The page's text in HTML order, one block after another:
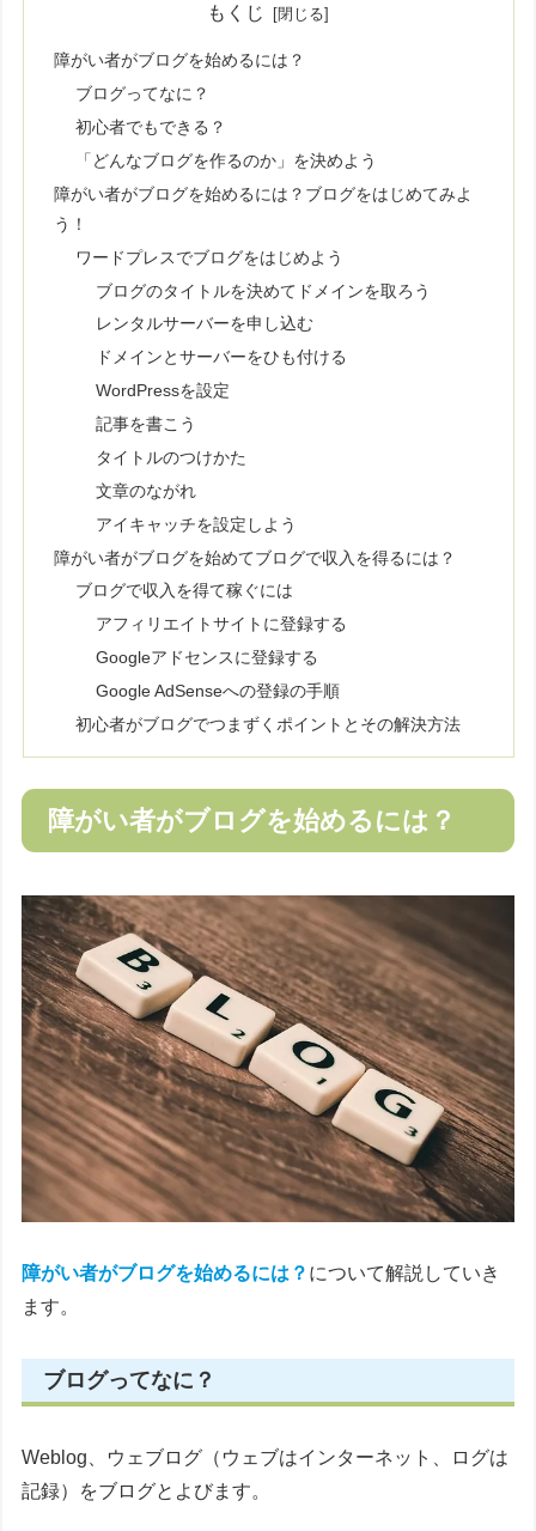
もくじ
障がい者がブログを始めるには？
ブログってなに？
初心者でもできる？
「どんなブログを作るのか」を決めよう
障がい者がブログを始めるには？ブログをはじめてみよ
う！
ワードプレスでブログをはじめよう
ブログのタイトルを決めてドメインを取ろう
レンタルサーバーを申し込む
ドメインとサーバーをひも付ける
WordPressを設定
記事を書こう
タイトルのつけかた
文章のながれ
アイキャッチを設定しよう
障がい者がブログを始めてブログで収入を得るには？
ブログで収入を得て稼ぐには
アフィリエイトサイトに登録する
Googleアドセンスに登録する
Google AdSenseへの登録の手順
初心者がブログでつまずくポイントとその解決方法
障がい者がブログを始めるには？
障がい者がブログを始めるには？ について解説していき
ます。
ブログってなに？
Weblog、ウェブログ（ウェブはインターネット、ログは
記録）をブログとよびます。